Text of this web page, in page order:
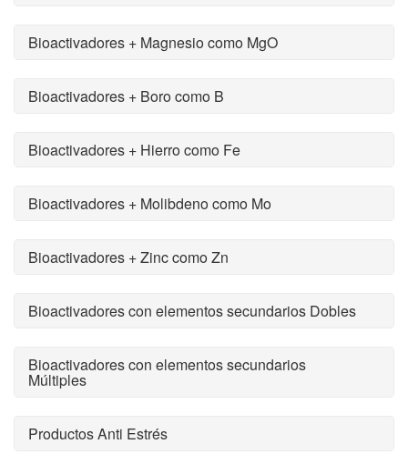
Bioactivadores + Magnesio como MgO
Bioactivadores + Boro como B
Bioactivadores + Hierro como Fe
Bioactivadores + Molibdeno como Mo
Bioactivadores + Zinc como Zn
Bioactivadores con elementos secundarios Dobles
Bioactivadores con elementos secundarios
Múltiples
Productos Anti Estrés